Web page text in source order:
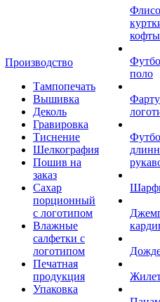
Производство
Тампопечать
Вышивка
Деколь
Гравировка
Тиснение
Шелкография
Пошив на
заказ
Сахар
порционный
с логотипом
Влажные
салфетки с
логотипом
Печатная
продукция
Упаковка
кофты
поло